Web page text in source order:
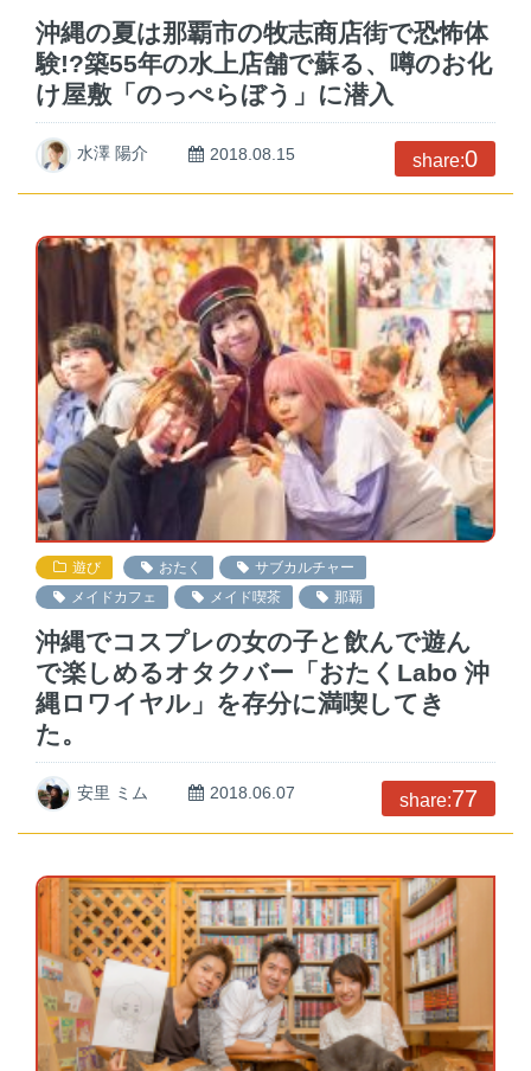
沖縄の夏は那覇市の牧志商店街で恐怖体
験!?築55年の水上店舗で蘇る、噂のお化
け屋敷「のっぺらぼう」に潜入
水澤 陽介 2018.08.15 share:0
遊び おたく
サブカルチャー
メイドカフェ
メイド喫茶 那覇
沖縄でコスプレの女の子と飲んで遊ん
で楽しめるオタクバー「おたくLabo 沖
縄ロワイヤル」を存分に満喫してき
た。
安里 ミム 2018.06.07 share:77